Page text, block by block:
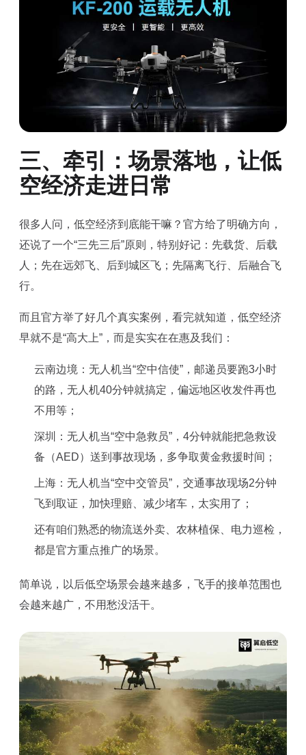
三、牵引：场景落地，让低
空经济走进日常
很多人问，低空经济到底能干嘛？官方给了明确方向，
还说了一个“三先三后”原则，特别好记：先载货、后载
人；先在远郊飞、后到城区飞；先隔离飞行、后融合飞
行。
而且官方举了好几个真实案例，看完就知道，低空经济
早就不是“高大上”，而是实实在在惠及我们：
云南边境：无人机当“空中信使”，邮递员要跑3小时
的路，无人机40分钟就搞定，偏远地区收发件再也
不用等；
深圳：无人机当“空中急救员”，4分钟就能把急救设
备（AED）送到事故现场，多争取黄金救援时间；
上海：无人机当“空中交管员”，交通事故现场2分钟
飞到取证，加快理赔、减少堵车，太实用了；
还有咱们熟悉的物流送外卖、农林植保、电力巡检，
都是官方重点推广的场景。
简单说，以后低空场景会越来越多，飞手的接单范围也
会越来越广，不用愁没活干。